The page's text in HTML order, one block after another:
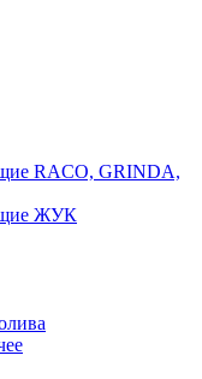
RACO, GRINDA,
ЖУК